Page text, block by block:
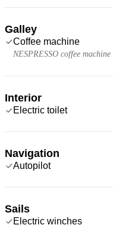
Galley
Coffee machine
NESPRESSO coffee machine
Interior
Electric toilet
Navigation
Autopilot
Sails
Electric winches